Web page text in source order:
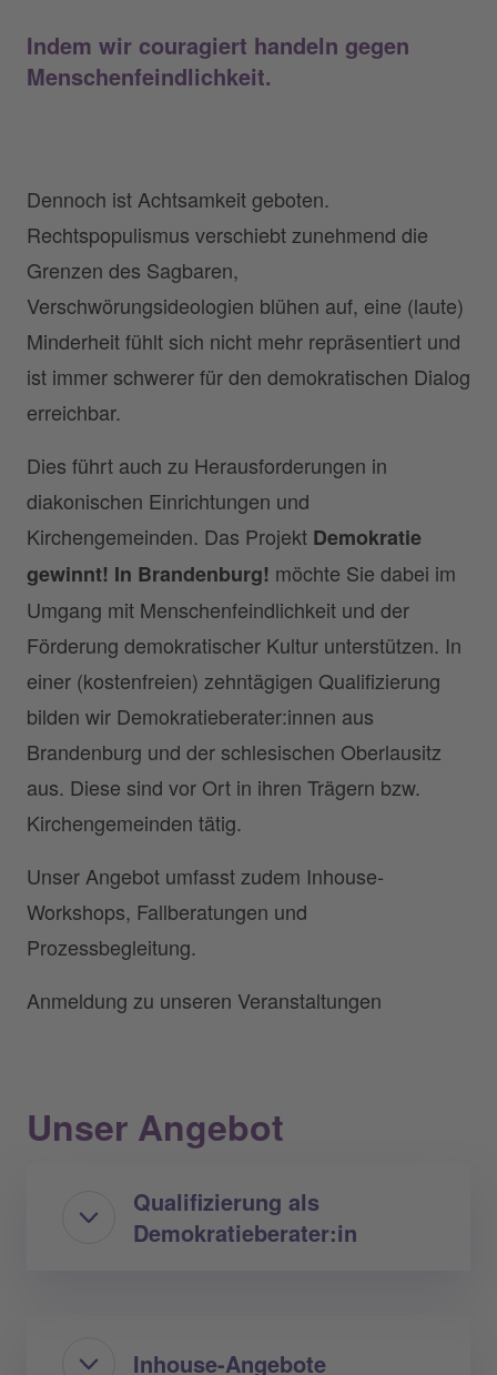
Indem wir couragiert handeln gegen
Menschenfeindlichkeit.
Dennoch ist Achtsamkeit geboten.
Rechtspopulismus verschiebt zunehmend die
Grenzen des Sagbaren,
Verschwörungsideologien blühen auf, eine (laute)
Minderheit fühlt sich nicht mehr repräsentiert und
ist immer schwerer für den demokratischen Dialog
erreichbar.
Dies führt auch zu Herausforderungen in
diakonischen Einrichtungen und
Kirchengemeinden. Das Projekt Demokratie
gewinnt! In Brandenburg! möchte Sie dabei im
Umgang mit Menschenfeindlichkeit und der
Förderung demokratischer Kultur unterstützen. In
einer (kostenfreien) zehntägigen Qualifizierung
bilden wir Demokratieberater:innen aus
Brandenburg und der schlesischen Oberlausitz
aus. Diese sind vor Ort in ihren Trägern bzw.
Kirchengemeinden tätig.
Unser Angebot umfasst zudem Inhouse-
Workshops, Fallberatungen und
Prozessbegleitung.
Anmeldung zu unseren Veranstaltungen
Unser Angebot
Qualifizierung als
Demokratieberater:in
Inhouse-Angebote